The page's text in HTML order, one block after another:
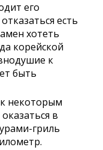
его
есть
хотеть
корейской
к
быть
некоторым
в
гриль